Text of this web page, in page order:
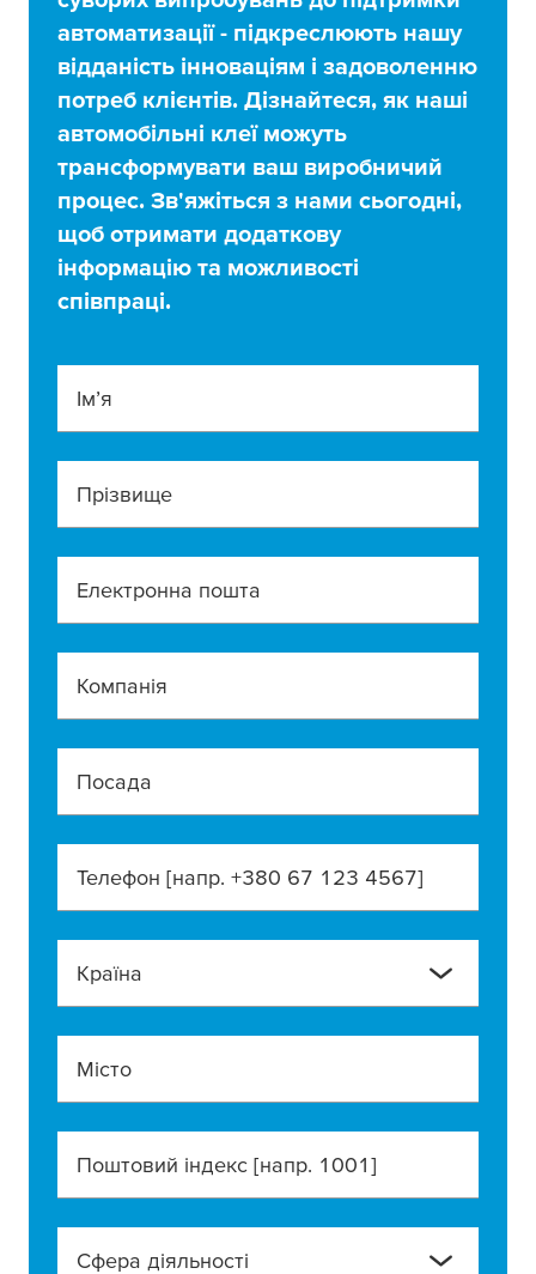
автоматизації - підкреслюють нашу
відданість інноваціям і задоволенню
потреб клієнтів. Дізнайтеся, як наші
автомобільні клеї можуть
трансформувати ваш виробничий
процес. Зв'яжіться з нами сьогодні,
щоб отримати додаткову
інформацію та можливості
співпраці.
Ім’я
Прізвище
Електронна пошта
Компанія
Посада
Телефон [напр. +380 67 123 4567]
Країна
Місто
Поштовий індекс [напр. 1001]
Сфера діяльності